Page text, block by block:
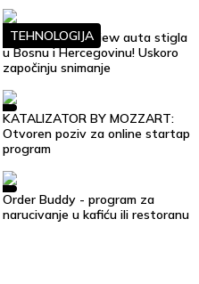
Google Street View auta stigla
u Bosnu i Hercegovinu! Uskoro
započinju snimanje
TEHNOLOGIJA
KATALIZATOR BY MOZZART:
Otvoren poziv za online startap
program
Order Buddy - program za
narucivanje u kafiću ili restoranu